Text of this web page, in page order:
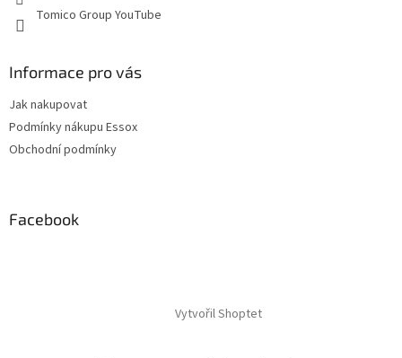
Tomico Group YouTube
Informace pro vás
Jak nakupovat
Podmínky nákupu Essox
Obchodní podmínky
Facebook
Vytvořil Shoptet